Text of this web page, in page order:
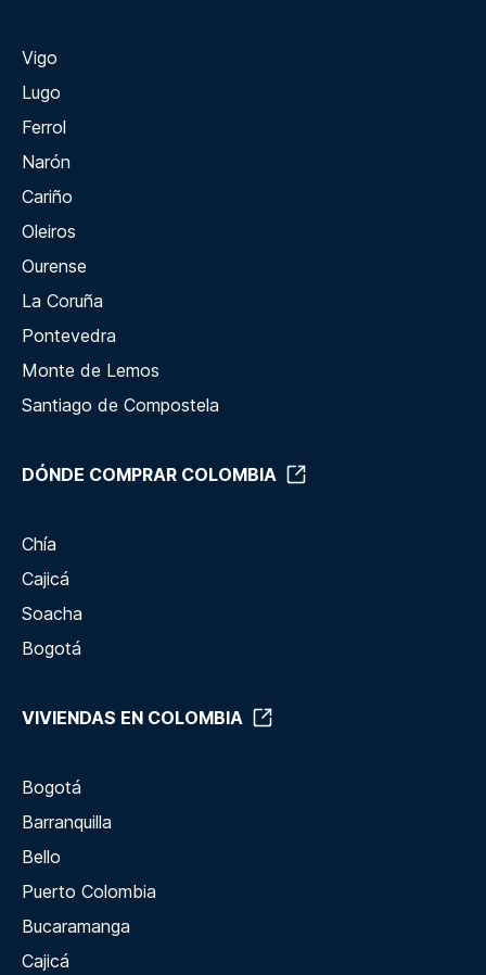
Vigo
Lugo
Ferrol
Narón
Cariño
Oleiros
Ourense
La Coruña
Pontevedra
Monte de Lemos
Santiago de Compostela
DÓNDE COMPRAR COLOMBIA
Chía
Cajicá
Soacha
Bogotá
VIVIENDAS EN COLOMBIA
Bogotá
Barranquilla
Bello
Puerto Colombia
Bucaramanga
Cajicá